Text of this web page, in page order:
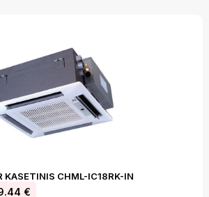
KASETINIS CHML-IC18RK-IN
€